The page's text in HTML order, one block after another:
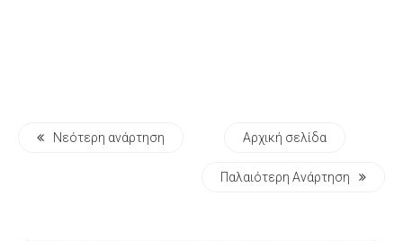
Νεότερη ανάρτηση Αρχική σελίδα
Παλαιότερη Ανάρτηση